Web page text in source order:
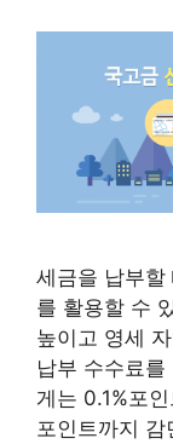
세금을 납부할
를 활용할 수
높이고 영세
납부 수수료
게는 0.1%포
포인트까지